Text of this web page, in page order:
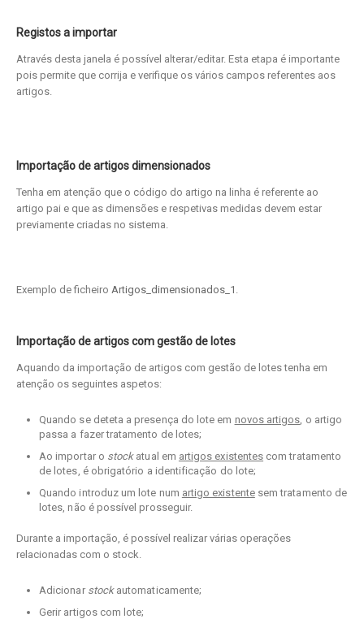
Registos a importar
Através desta janela é possível alterar/editar. Esta etapa é importante
pois permite que corrija e verifique os vários campos referentes aos
artigos.
Importação de artigos dimensionados
Tenha em atenção que o código do artigo na linha é referente ao
artigo pai e que as dimensões e respetivas medidas devem estar
previamente criadas no sistema.
Exemplo de ficheiro Artigos_dimensionados_1 .
Importação de artigos com gestão de lotes
Aquando da importação de artigos com gestão de lotes tenha em
atenção os seguintes aspetos:
Quando se deteta a presença do lote em novos artigos, o artigo
passa a fazer tratamento de lotes;
Ao importar o stockatual em artigos existentes com tratamento
de lotes, é obrigatório a identificação do lote;
Quando introduz um lote num artigo existentesem tratamento de
lotes, não é possível prosseguir.
Durante a importação, é possível realizar várias operações
relacionadas com o stock.
Adicionar stockautomaticamente;
Gerir artigos com lote;